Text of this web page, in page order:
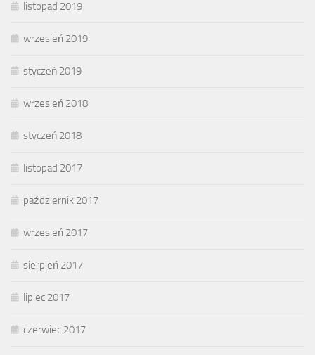
listopad 2019
wrzesień 2019
styczeń 2019
wrzesień 2018
styczeń 2018
listopad 2017
październik 2017
wrzesień 2017
sierpień 2017
lipiec 2017
czerwiec 2017